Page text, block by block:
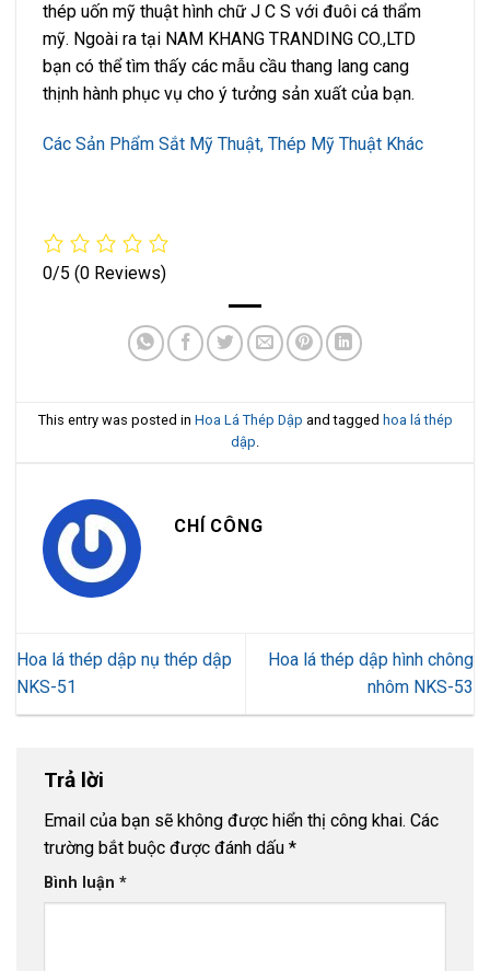
thép uốn mỹ thuật hình chữ J C S với đuôi cá thẩm
mỹ. Ngoài ra tại NAM KHANG TRANDING CO.,LTD
bạn có thể tìm thấy các mẫu cầu thang lang cang
thịnh hành phục vụ cho ý tưởng sản xuất của bạn.
Các Sản Phẩm Sắt Mỹ Thuật, Thép Mỹ Thuật Khác
0/5 (0 Reviews)
This entry was posted in Hoa Lá Thép Dập and tagged hoa lá thép
dập.
CHÍ CÔNG
Hoa lá thép dập nụ thép dập
NKS-51
Hoa lá thép dập hình chông
nhôm NKS-53
Trả lời
Email của bạn sẽ không được hiển thị công khai. Các
trường bắt buộc được đánh dấu *
Bình luận *